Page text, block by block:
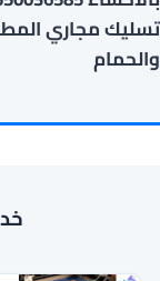
تسليك مجاري
والحمام